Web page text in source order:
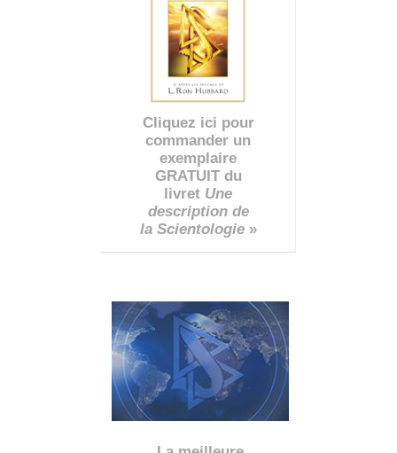
Cliquez ici pour
commander un
exemplaire
GRATUIT du
livret Une
description de
la Scientologie»